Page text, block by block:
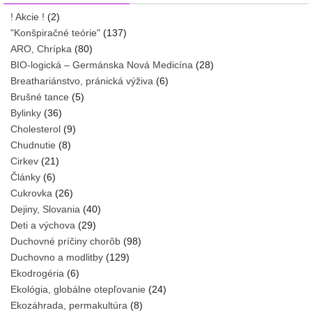
! Akcie ! (2)
"Konšpiračné teórie" (137)
ARO, Chrípka (80)
BIO-logická – Germánska Nová Medicína (28)
Breathariánstvo, pránická výživa (6)
Brušné tance (5)
Bylinky (36)
Cholesterol (9)
Chudnutie (8)
Cirkev (21)
Články (6)
Cukrovka (26)
Dejiny, Slovania (40)
Deti a výchova (29)
Duchovné príčiny chorôb (98)
Duchovno a modlitby (129)
Ekodrogéria (6)
Ekológia, globálne otepľovanie (24)
Ekozáhrada, permakultúra (8)